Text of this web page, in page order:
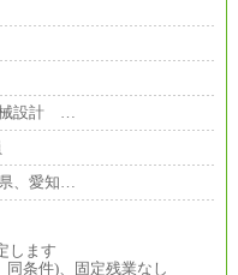
設計 …
、愛知…
します
条件)、固定残業なし